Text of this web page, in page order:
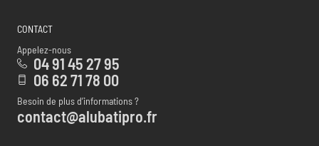
CONTACT
Appelez-nous
04 91 45 27 95
06 62 71 78 00
Besoin de plus d’informations ?
contact@alubatipro.fr